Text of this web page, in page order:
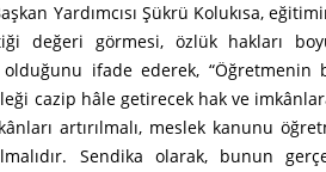
Yardımcısı Şükrü Kolukısa,
değeri görmesi, özlük hakları
ifade ederek, “Öğretmenin
cazip hâle getirecek hak ve
artırılmalı, meslek kanunu
Sendika olarak, bunun